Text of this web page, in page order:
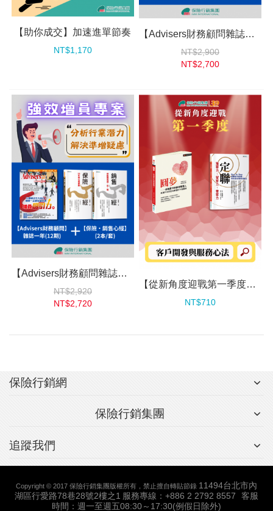
【助你成交】加速進單節奏
NT$1,170
【Advisers財務顧問雜誌專案】保障型銷售必備
NT$2,900
NT$2,700
【Advisers財務顧問雜誌】強效增員專案
NT$2,920
NT$2,720
【從新角度迎戰第一季度】客戶開發與服務心法
NT$710
保險行銷網
保險行銷集團
追蹤我們
Copyright © 2017 保險行銷集團版權所有，禁止擅自轉貼節錄 11494台北市內
湖區行愛路78巷28號2樓之1 服務專線：+886 2 2792 8557
客服
時間：週一至週五08:30～17:30(例假日除外)